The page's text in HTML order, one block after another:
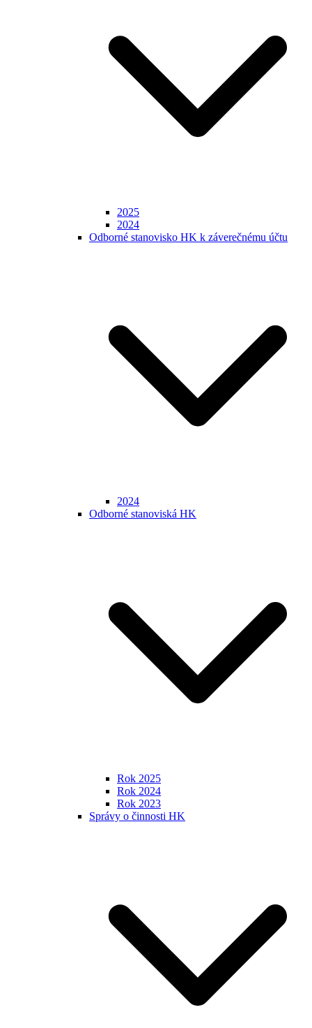
2025
2024
Odborné stanovisko HK k záverečnému účtu
2024
Odborné stanoviská HK
Rok 2025
Rok 2024
Rok 2023
Správy o činnosti HK